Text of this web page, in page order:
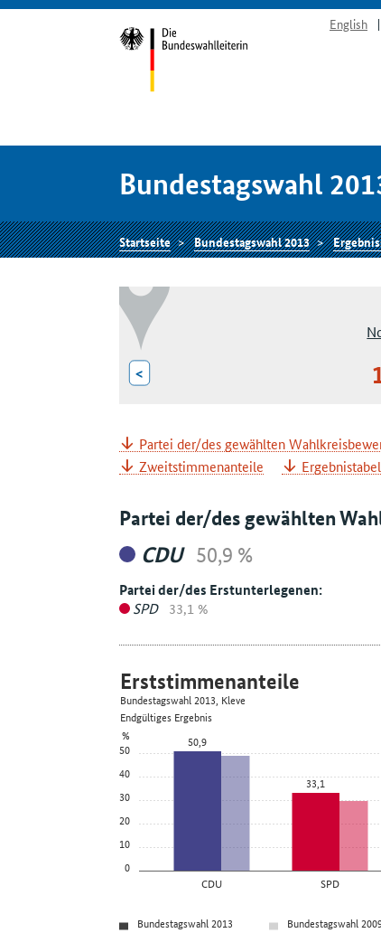
English
Bundestagswahl
Startseite Bundestagswahl 2013
<
Partei der/des gewählten
Zweitstimmenanteile
Partei der/des gewählten
CDU 50,9 %
Partei der/des Erstunterlegenen:
SPD 33,1 %
0
10
20
30
40
50
%
CDU SPD
50,9
33,1
Erststimmenanteile
Bundestagswahl 2013, Kleve
Endgültiges Ergebnis
Bundestagswahl 2013
Bundestagswahl